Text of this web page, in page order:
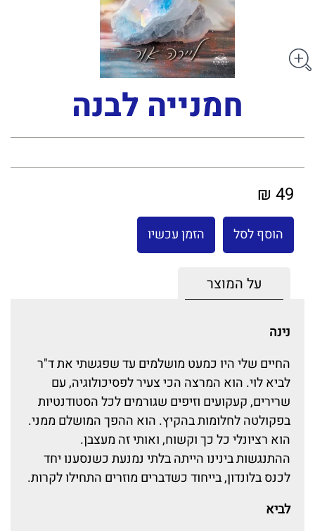
חמנייה לבנה
49 ₪
הוסף לסל הזמן עכשיו
על המוצר
נינה
החיים שלי היו כמעט מושלמים עד שפגשתי את ד"ר
לביא לוי. הוא המרצה הכי צעיר לפסיכולוגיה, עם
שרירים, קעקועים וזיפים שגורמים לכל הסטודנטיות
בפקולטה לחלומות בהקיץ. הוא ההפך המושלם ממני.
הוא רציונלי כל כך וקשוח, ואותי זה מעצבן.
ההתנגשות בינינו הייתה בלתי נמנעת כשנסענו יחד
לכנס בלונדון, בייחוד כשדברים מוזרים התחילו לקרות.
לביא